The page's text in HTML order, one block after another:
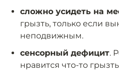
сложно усидеть на
грызть, только если
неподвижным.
сенсорный дефицит.
нравится что-то